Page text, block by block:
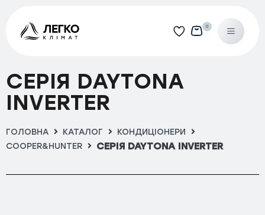
0
СЕРІЯ DAYTONA
INVERTER
ГОЛОВНА КАТАЛОГ
КОНДИЦІОНЕРИ
COOPER&HUNTER
СЕРІЯ DAYTONA INVERTER
Категорії
Кондиціонери
Hisense
Apple Pie Pro
Mini Apple Pie Winter